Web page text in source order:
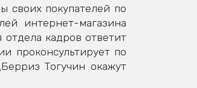
своих покупателей по
интернет-магазина
кадров ответит
проконсультирует по
Тогучин окажут